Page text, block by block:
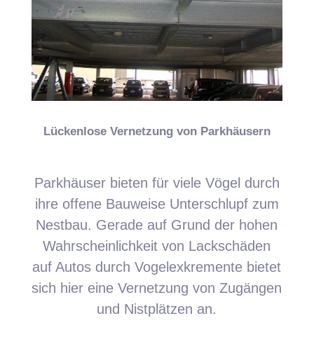
Lückenlose Vernetzung von Parkhäusern
Parkhäuser bieten für viele Vögel durch
ihre offene Bauweise Unterschlupf zum
Nestbau. Gerade auf Grund der hohen
Wahrscheinlichkeit von Lackschäden
auf Autos durch Vogelexkremente bietet
sich hier eine Vernetzung von Zugängen
und Nistplätzen an.